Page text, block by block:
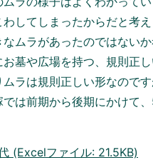
してしまったからだと考
ムラがあったのではない
墓や広場を持つ、規則正
ラは規則正しい形なので
では前期から後期にかけて
(Excelファイル: 21.5KB)